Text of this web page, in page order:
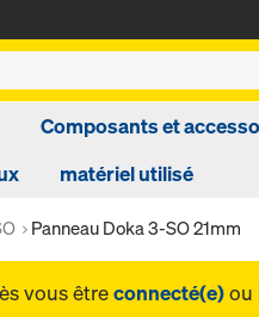
Composants et
matériel utilisé
Panneau Doka 3-SO 21mm
vous êtreconnecté(e)ou